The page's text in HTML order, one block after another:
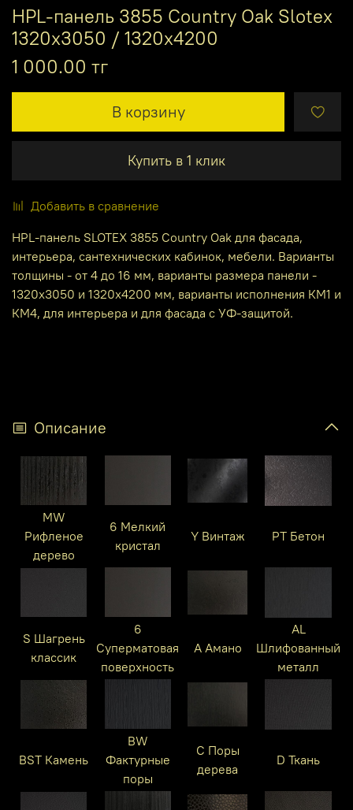
HPL-панель 3855 Country Oak Slotex
1320х3050 / 1320х4200
1 000.00 тг
В корзину
Купить в 1 клик
Добавить в сравнение
HPL-панель SLOTEX 3855 Country Oak для фасада,
интерьера, сантехнических кабинок, мебели. Варианты
толщины - от 4 до 16 мм, варианты размера панели -
1320х3050 и 1320х4200 мм, варианты исполнения КМ1 и
КМ4, для интерьера и для фасада с УФ-защитой.
Описание
MW
Рифленое
дерево
6 Мелкий
кристал
Y Винтаж PT Бетон
S Шагрень
классик
6
Суперматовая
поверхность
A Амано
AL
Шлифованный
металл
BST Камень
BW
Фактурные
поры
C Поры
дерева
D Ткань